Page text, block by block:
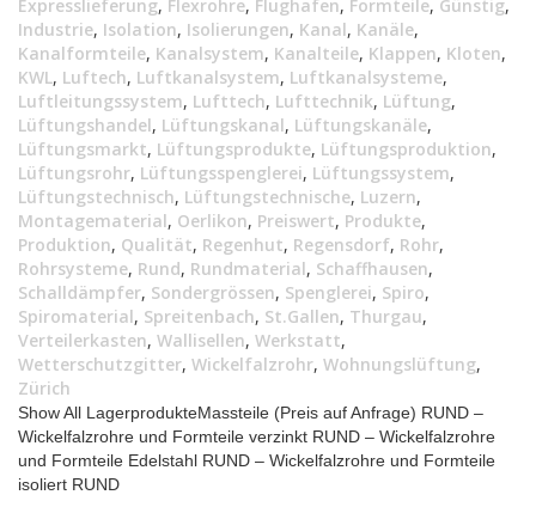
Expresslieferung, Flexrohre, Flughafen, Formteile, Günstig,
Industrie, Isolation, Isolierungen, Kanal, Kanäle,
Kanalformteile, Kanalsystem, Kanalteile, Klappen, Kloten,
KWL, Luftech, Luftkanalsystem, Luftkanalsysteme,
Luftleitungssystem, Lufttech, Lufttechnik, Lüftung,
Lüftungshandel, Lüftungskanal, Lüftungskanäle,
Lüftungsmarkt, Lüftungsprodukte, Lüftungsproduktion,
Lüftungsrohr, Lüftungsspenglerei, Lüftungssystem,
Lüftungstechnisch, Lüftungstechnische, Luzern,
Montagematerial, Oerlikon, Preiswert, Produkte,
Produktion, Qualität, Regenhut, Regensdorf, Rohr,
Rohrsysteme, Rund, Rundmaterial, Schaffhausen,
Schalldämpfer, Sondergrössen, Spenglerei, Spiro,
Spiromaterial, Spreitenbach, St.Gallen, Thurgau,
Verteilerkasten, Wallisellen, Werkstatt,
Wetterschutzgitter, Wickelfalzrohr, Wohnungslüftung,
Zürich
Show All LagerprodukteMassteile (Preis auf Anfrage) RUND –
Wickelfalzrohre und Formteile verzinkt RUND – Wickelfalzrohre
und Formteile Edelstahl RUND – Wickelfalzrohre und Formteile
isoliert RUND